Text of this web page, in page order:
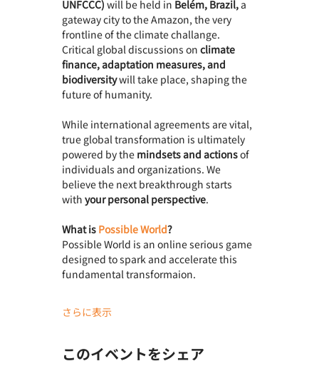
UNFCCC) will be held in Belém, Brazil, a
gateway city to the Amazon, the very
frontline of the climate challange.
Critical global discussions on climate
finance, adaptation measures, and
biodiversity will take place, shaping the
future of humanity.
While international agreements are vital,
true global transformation is ultimately
powered by the mindsets and actions of
individuals and organizations. We
believe the next breakthrough starts
with your personal perspective.
What is Possible World?
Possible World is an online serious game
designed to spark and accelerate this
fundamental transformaion.
さらに表示
このイベントをシェア